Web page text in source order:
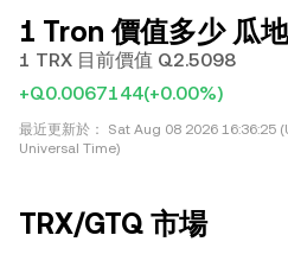
1 Tron 價值多少 瓜
1 TRX 目前價值 Q2.5098
+Q0.0067144(+0.00%)
最近更新於：
Sat Aug 08 2026 16:36:25
Universal Time)
TRX/GTQ 市場